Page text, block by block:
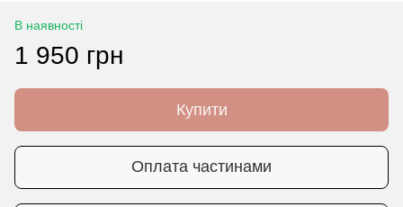
В наявності
1 950 грн
Купити
Оплата частинами